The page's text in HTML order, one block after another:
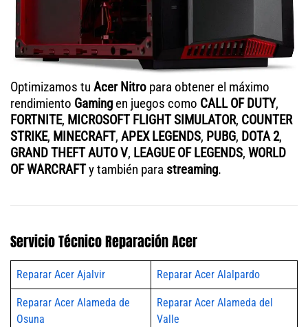
Optimizamos tu Acer Nitro para obtener el máximo
rendimiento Gaming en juegos como CALL OF DUTY,
FORTNITE, MICROSOFT FLIGHT SIMULATOR, COUNTER
STRIKE, MINECRAFT, APEX LEGENDS, PUBG, DOTA 2,
GRAND THEFT AUTO V, LEAGUE OF LEGENDS, WORLD
OF WARCRAFTy también para streaming.
Servicio Técnico Reparación Acer
Reparar Acer Ajalvir Reparar Acer Alalpardo
Reparar Acer Alameda de
Osuna
Reparar Acer Alameda del
Valle